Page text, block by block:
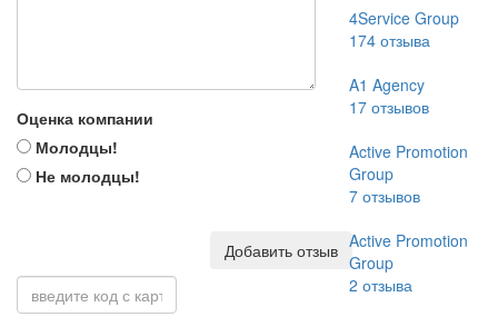
Оценка компании
Молодцы!
Не молодцы!
Добавить отзыв
4Service Group
174отзыва
A1 Agency
17отзывов
Active Promotion
Group
7отзывов
Active Promotion
Group
2 отзыва